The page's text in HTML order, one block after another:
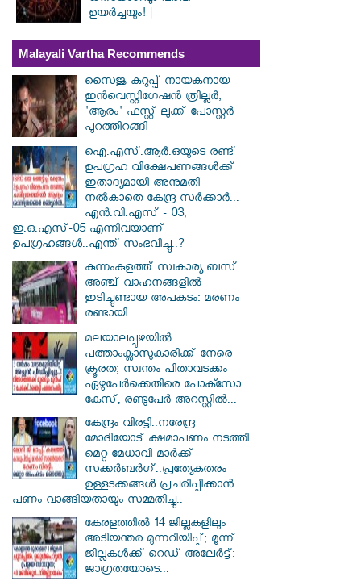
ഉയർച്ചയും! |
Malayali Vartha Recommends
സൈജു കുറുപ്പ് നായകനായ
ഇൻവെസ്റ്റിഗേഷൻ ത്രില്ലർ;
'ആരം' ഫസ്റ്റ് ലുക്ക് പോസ്റ്റർ
പുറത്തിറങ്ങി
ഐ.എസ്.ആർ.ഒയുടെ രണ്ട്
ഉപഗ്രഹ വിക്ഷേപണങ്ങൾക്ക്
ഇതാദ്യമായി അനുമതി
നൽകാതെ കേന്ദ്ര സർക്കാർ...
എൻ.വി.എസ് - 03,
ഇ.ഒ.എസ്-05 എന്നിവയാണ്
ഉപഗ്രഹങ്ങൾ..എന്ത് സംഭവിച്ചു..?
കുന്നംകുളത്ത് സ്വകാര്യ ബസ്
അഞ്ച് വാഹനങ്ങളിൽ
ഇടിച്ചുണ്ടായ അപകടം: മരണം
രണ്ടായി...
മലയാലപ്പുഴയിൽ
പത്താംക്ലാസുകാരിക്ക് നേരെ
ക്രൂരത; സ്വന്തം പിതാവടക്കം
ഏഴുപേർക്കെതിരെ പോക്സോ
കേസ്, രണ്ടുപേർ അറസ്റ്റിൽ...
കേന്ദ്രം വിരട്ടി..നരേന്ദ്ര
മോദിയോട് ക്ഷമാപണം നടത്തി
മെറ്റ മേധാവി മാർക്ക്
സക്കർബർ​ഗ്..പ്രത്യേകതരം
ഉള്ളടക്കങ്ങൾ പ്രചരിപ്പിക്കാൻ
പണം വാങ്ങിയതായും സമ്മതിച്ചു..
കേരളത്തിൽ 14 ജില്ലകളിലും
അടിയന്തര മുന്നറിയിപ്പ്; മൂന്ന്
ജില്ലകൾക്ക് റെഡ് അലേർട്ട്:
ജാഗ്രതയോടെ...